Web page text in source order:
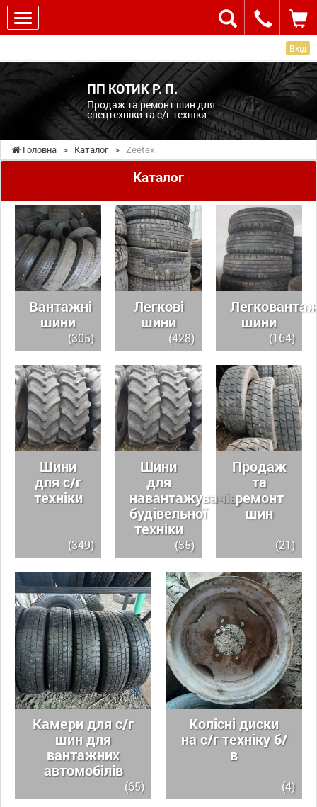
Вхід
ПП КОТИК Р. П.
Продаж та ремонт шин для
спецтехніки та с/г техніки
Головна > Каталог > Zeetex
Каталог
Вантажні
шини
(305)
Легкові
шини
(428)
шини
(164)
Шини
для с/г
техніки
(349)
Шини
для
навантажувачів,
будівельної
техніки
(35)
Продаж
та
ремонт
шин
(21)
Камери для с/г
шин для
вантажних
автомобілів
(65)
Колісні диски
на с/г техніку б/
в
(4)